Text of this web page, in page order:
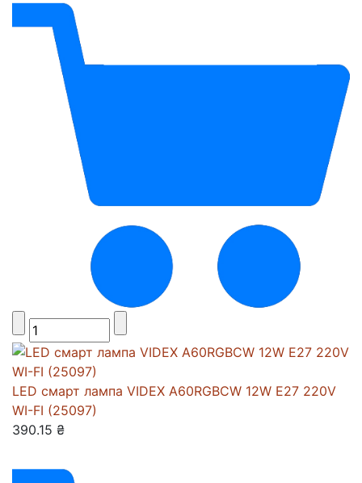
LED смарт лампа VIDEX A60RGBCW 12W E27 220V
WI-FI (25097)
390.15 ₴